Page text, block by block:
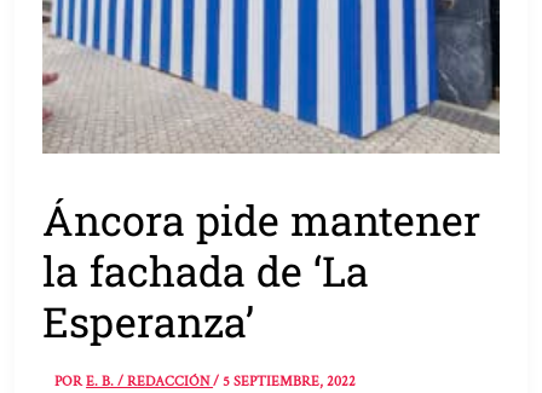
Áncora pide mantener
la fachada de ‘La
Esperanza’
PORE. B. / REDACCIÓN/5 SEPTIEMBRE, 2022